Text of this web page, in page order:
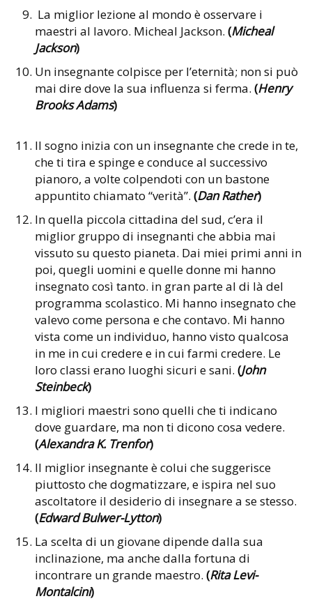
La miglior lezione al mondo è osservare i
maestri al lavoro. Micheal Jackson. (Micheal
Jackson)
Un insegnante colpisce per l’eternità; non si può
mai dire dove la sua influenza si ferma. (Henry
Brooks Adams)
Il sogno inizia con un insegnante che crede in te,
che ti tira e spinge e conduce al successivo
pianoro, a volte colpendoti con un bastone
appuntito chiamato “verità”. (Dan Rather)
In quella piccola cittadina del sud, c’era il
miglior gruppo di insegnanti che abbia mai
vissuto su questo pianeta. Dai miei primi anni in
poi, quegli uomini e quelle donne mi hanno
insegnato così tanto. in gran parte al di là del
programma scolastico. Mi hanno insegnato che
valevo come persona e che contavo. Mi hanno
vista come un individuo, hanno visto qualcosa
in me in cui credere e in cui farmi credere. Le
loro classi erano luoghi sicuri e sani. (John
Steinbeck)
I migliori maestri sono quelli che ti indicano
dove guardare, ma non ti dicono cosa vedere.
(Alexandra K. Trenfor)
Il miglior insegnante è colui che suggerisce
piuttosto che dogmatizzare, e ispira nel suo
ascoltatore il desiderio di insegnare a se stesso.
(Edward Bulwer-Lytton)
La scelta di un giovane dipende dalla sua
inclinazione, ma anche dalla fortuna di
incontrare un grande maestro. (Rita Levi-
Montalcini)